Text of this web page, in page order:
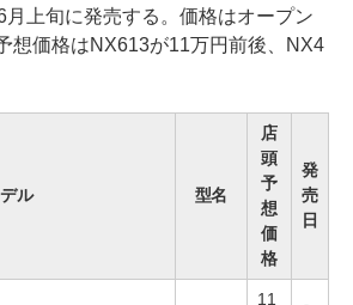
上旬に発売する。価格はオープン
想価格はNX613が11万円前後、NX4
ル 型名
店
頭
予
想
価
格
発
売
日
11